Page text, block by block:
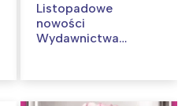
Listopadowe
nowości
Wydawnictwa